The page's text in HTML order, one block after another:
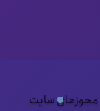
مجوزهای سایت